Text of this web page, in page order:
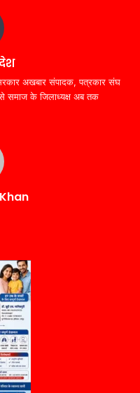
अखबार संपादक, पत्रकार संघ
समाज के जिलाध्यक्ष अब तक